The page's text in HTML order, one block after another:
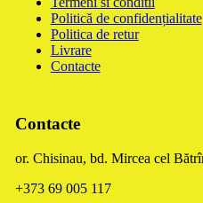
Politică de confidențialitate
Politica de retur
Livrare
Contacte
Contacte
or. Chisinau, bd. Mircea cel
+373 69 005 117